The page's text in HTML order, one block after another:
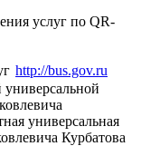
услуг по QR-
http://bus.gov.ru
универсальная
Курбатова